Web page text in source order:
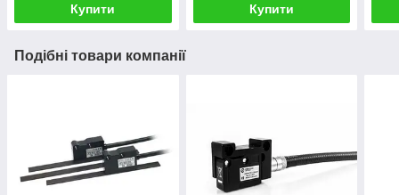
Купити Купити
Подібні товари компанії